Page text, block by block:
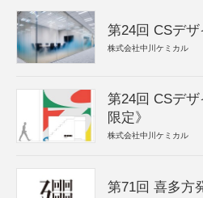
第24回 CSデ
株式会社中川ケミカル
第24回 CSデ
限定》
株式会社中川ケミカル
第71回 喜多方